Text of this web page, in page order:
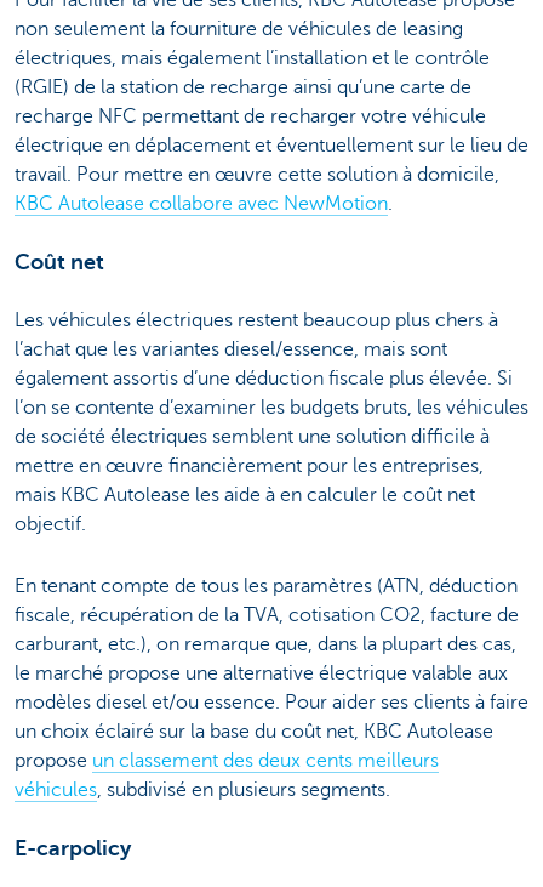
non seulement la fourniture de véhicules de leasing
électriques, mais également l’installation et le contrôle
(RGIE) de la station de recharge ainsi qu’une carte de
recharge NFC permettant de recharger votre véhicule
électrique en déplacement et éventuellement sur le lieu de
travail. Pour mettre en œuvre cette solution à domicile,
KBC Autolease collabore avec NewMotion.
Coût net
Les véhicules électriques restent beaucoup plus chers à
l’achat que les variantes diesel/essence, mais sont
également assortis d’une déduction fiscale plus élevée. Si
l’on se contente d’examiner les budgets bruts, les véhicules
de société électriques semblent une solution difficile à
mettre en œuvre financièrement pour les entreprises,
mais KBC Autolease les aide à en calculer le coût net
objectif.
En tenant compte de tous les paramètres (ATN, déduction
fiscale, récupération de la TVA, cotisation CO2, facture de
carburant, etc.), on remarque que, dans la plupart des cas,
le marché propose une alternative électrique valable aux
modèles diesel et/ou essence. Pour aider ses clients à faire
un choix éclairé sur la base du coût net, KBC Autolease
propose un classement des deux cents meilleurs
véhicules, subdivisé en plusieurs segments.
E-carpolicy